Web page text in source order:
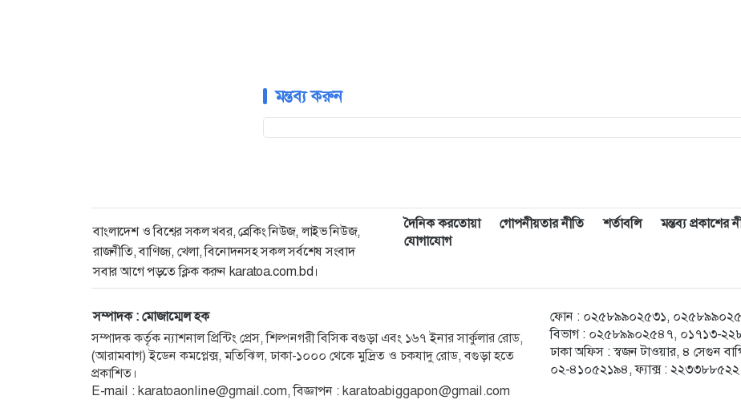
মন্তব্য করুন
বাংলাদেশ ও বিশ্বের সকল খবর, ব্রেকিং নিউজ, লাইভ নিউজ,
রাজনীতি, বাণিজ্য, খেলা, বিনোদনসহ সকল সর্বশেষ সংবাদ
সবার আগে পড়তে ক্লিক করুন karatoa.com.bd।
দৈনিক করতোয়া গোপনীয়তার নীতি শর্তাবলি মন্তব্য প্রকাশের
যোগাযোগ
সম্পাদক : মোজাম্মেল হক
সম্পাদক কর্তৃক ন্যাশনাল প্রিন্টিং প্রেস, শিল্পনগরী বিসিক বগুড়া এবং ১৬৭ ইনার সার্কুলার রোড,
(আরামবাগ) ইডেন কমপ্লেক্স, মতিঝিল, ঢাকা-১০০০ থেকে মুদ্রিত ও চকযাদু রোড, বগুড়া হতে
প্রকাশিত।
E-mail : karatoaonline@gmail.com, বিজ্ঞাপন : karatoabiggapon@gmail.com
ফোন : ০২৫৮৯৯০২৫৩১,
বিভাগ : ০২৫৮৯৯০২৫৪৭, ০১৭১৩-
ঢাকা অফিস : স্বজন টাওয়ার, ৪ সেগুন
০২-৪১০৫২১৯৪, ফ্যাক্স :